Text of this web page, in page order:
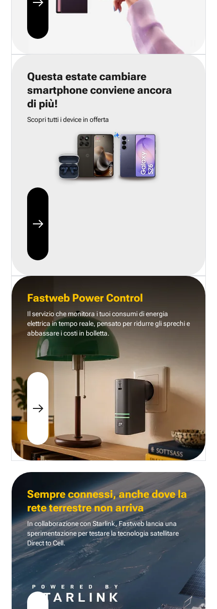
Questa estate cambiare
smartphone conviene ancora
di più!
Scopri tutti i device in offerta
Fastweb Power Control
Il servizio che monitora i tuoi consumi di energia
elettrica in tempo reale, pensato per ridurre gli sprechi e
abbassare i costi in bolletta.
Sempre connessi, anche dove la
rete terrestre non arriva
In collaborazione con Starlink, Fastweb lancia una
sperimentazione per testare la tecnologia satellitare
Direct to Cell.